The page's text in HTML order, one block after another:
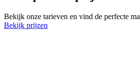
Bekijk onze tarieven en vind de perfecte
Bekijk prijzen